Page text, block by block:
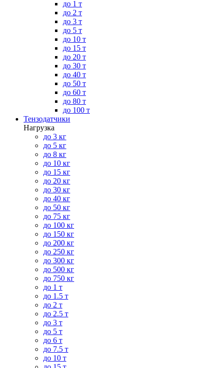
до 1 т
до 2 т
до 3 т
до 5 т
до 10 т
до 15 т
до 20 т
до 30 т
до 40 т
до 50 т
до 60 т
до 80 т
до 100 т
Тензодатчики
Нагрузка
до 3 кг
до 5 кг
до 8 кг
до 10 кг
до 15 кг
до 20 кг
до 30 кг
до 40 кг
до 50 кг
до 75 кг
до 100 кг
до 150 кг
до 200 кг
до 250 кг
до 300 кг
до 500 кг
до 750 кг
до 1 т
до 1.5 т
до 2 т
до 2.5 т
до 3 т
до 5 т
до 6 т
до 7.5 т
до 10 т